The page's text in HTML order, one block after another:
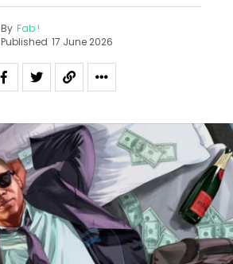
By Fab !
Published 17 June 2026